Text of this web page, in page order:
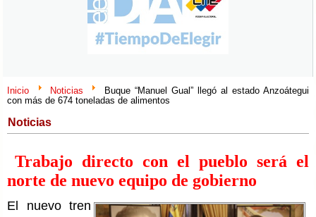
Inicio Noticias
Buque “Manuel Gual” llegó al estado Anzoátegui
con más de 674 toneladas de alimentos
Noticias
Trabajo directo con el pueblo será el
norte de nuevo equipo de gobierno
El nuevo tren